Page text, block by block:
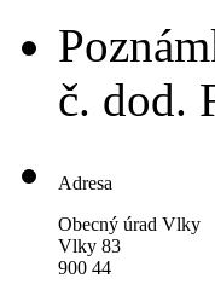
č. dod.
Adresa
Obecný úrad Vlky
Vlky 83
900 44